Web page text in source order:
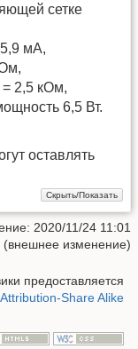
сетке
мА,
= 2,5 кОм,
6,5 Вт.
оставлять
2020/11/24 11:01
(внешнее изменение)
предоставляется
Share Alike